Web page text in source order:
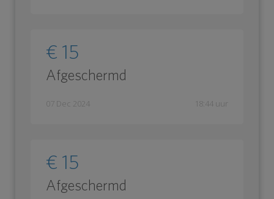
€ 15
Afgeschermd
07 Dec 2024 18:44 uur
€ 15
Afgeschermd